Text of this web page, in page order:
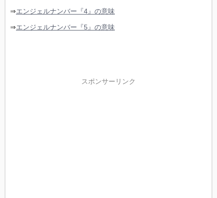
⇒エンジェルナンバー『4』の意味
⇒エンジェルナンバー『5』の意味
スポンサーリンク